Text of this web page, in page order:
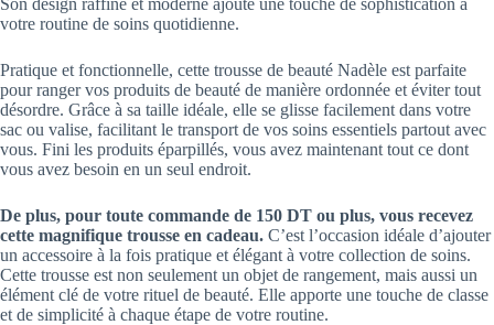
votre routine de soins quotidienne.
Pratique et fonctionnelle, cette trousse de beauté Nadèle est parfaite
pour ranger vos produits de beauté de manière ordonnée et éviter tout
désordre. Grâce à sa taille idéale, elle se glisse facilement dans votre
sac ou valise, facilitant le transport de vos soins essentiels partout avec
vous. Fini les produits éparpillés, vous avez maintenant tout ce dont
vous avez besoin en un seul endroit.
De plus, pour toute commande de 150 DT ou plus, vous recevez
cette magnifique trousse en cadeau. C’est l’occasion idéale d’ajouter
un accessoire à la fois pratique et élégant à votre collection de soins.
Cette trousse est non seulement un objet de rangement, mais aussi un
élément clé de votre rituel de beauté. Elle apporte une touche de classe
et de simplicité à chaque étape de votre routine.